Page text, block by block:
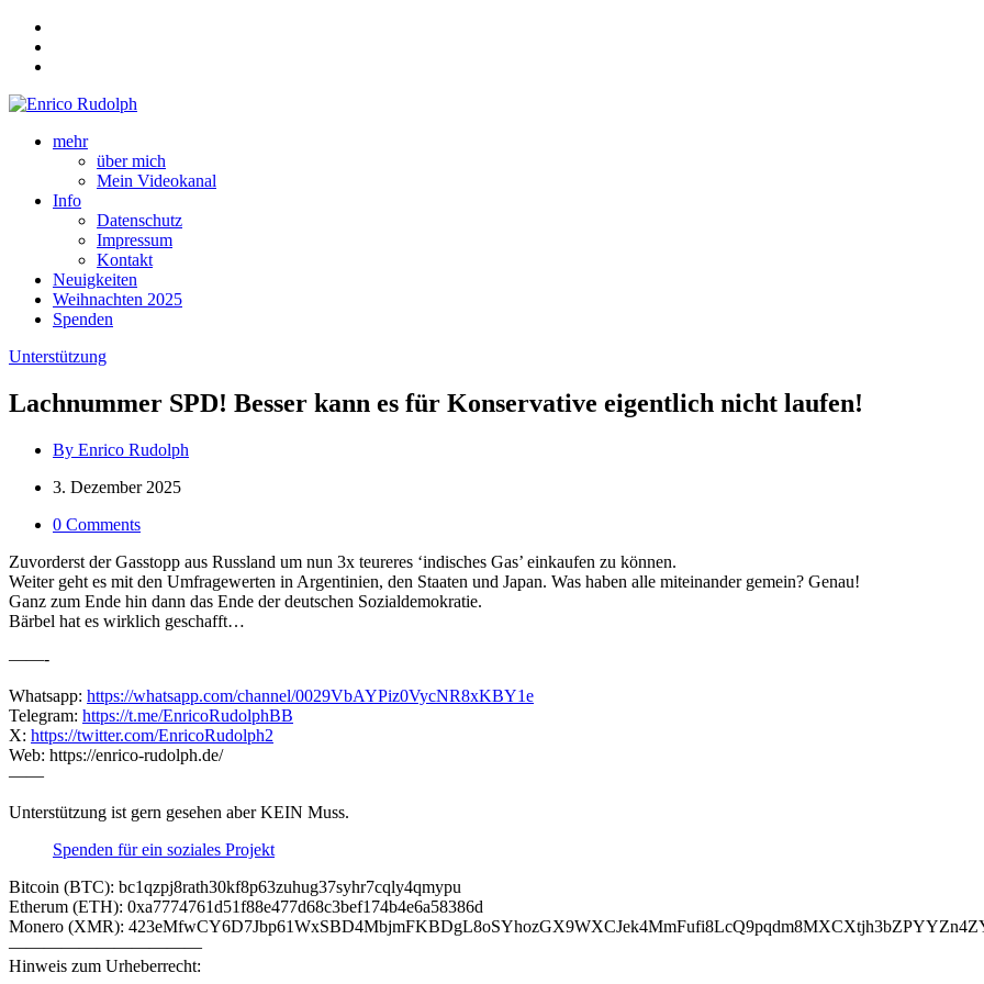
mehr
über mich
Mein Videokanal
Info
Datenschutz
Impressum
Kontakt
Neuigkeiten
Weihnachten 2025
Spenden
Unterstützung
Lachnummer SPD! Besser kann es für Konservative eigentlich nicht laufen!
By Enrico Rudolph
3. Dezember 2025
0 Comments
Zuvorderst der Gasstopp aus Russland um nun 3x teureres ‘indisches Gas’ einkaufen zu können.
Weiter geht es mit den Umfragewerten in Argentinien, den Staaten und Japan. Was haben alle miteinander gemein? Genau!
Ganz zum Ende hin dann das Ende der deutschen Sozialdemokratie.
Bärbel hat es wirklich geschafft…
——-
Whatsapp: https://whatsapp.com/channel/0029VbAYPiz0VycNR8xKBY1e
Telegram: https://t.me/EnricoRudolphBB
X: https://twitter.com/EnricoRudolph2
Web: https://enrico-rudolph.de/
——
Unterstützung ist gern gesehen aber KEIN Muss.
Spenden für ein soziales Projekt
Bitcoin (BTC): bc1qzpj8rath30kf8p63zuhug37syhr7cqly4qmypu
Etherum (ETH): 0xa7774761d51f88e477d68c3bef174b4e6a58386d
Monero (XMR):
———————————
Hinweis zum Urheberrecht: